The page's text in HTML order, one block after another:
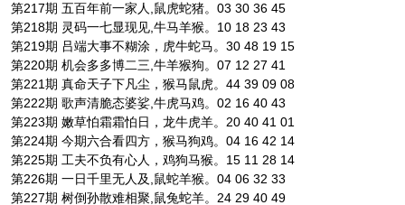
第217期 五百年前一家人,鼠虎蛇猪。03 30 36 45
第218期 灵码一七显现见,牛马羊猴。10 18 23 43
第219期 吕端大事不糊涂，虎牛蛇马。30 48 19 15
第220期 机会多多博二三,牛羊猴狗。07 12 27 41
第221期 真命天子下凡尘，猴马鼠虎。44 39 09 08
第222期 歌声清脆态婆娑,牛虎马鸡。02 16 40 43
第223期 嫩草怕霜霜怕日，龙牛虎羊。20 40 41 01
第224期 今期六合看四方，猴马狗鸡。04 16 42 14
第225期 工夫不负有心人，鸡狗马猴。15 11 28 14
第226期 一日千里无人及,鼠蛇羊猴。04 06 32 33
第227期 树倒孙散难相聚,鼠兔蛇羊。24 29 40 49